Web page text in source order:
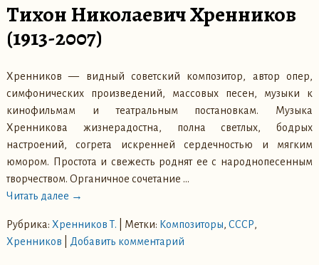
Тихон Николаевич Хренников
(1913-2007)
Хренников — видный советский композитор, автор опер,
симфонических произведений, массовых песен, музыки к
кинофильмам и театральным постановкам. Музыка
Хренникова жизнерадостна, полна светлых, бодрых
настроений, согрета искренней сердечностью и мягким
юмором. Простота и свежесть роднят ее с народнопесенным
творчеством. Органичное сочетание …
Читать далее →
Рубрика: Хренников Т. Метки: Композиторы, СССР,
Хренников
Добавить комментарий